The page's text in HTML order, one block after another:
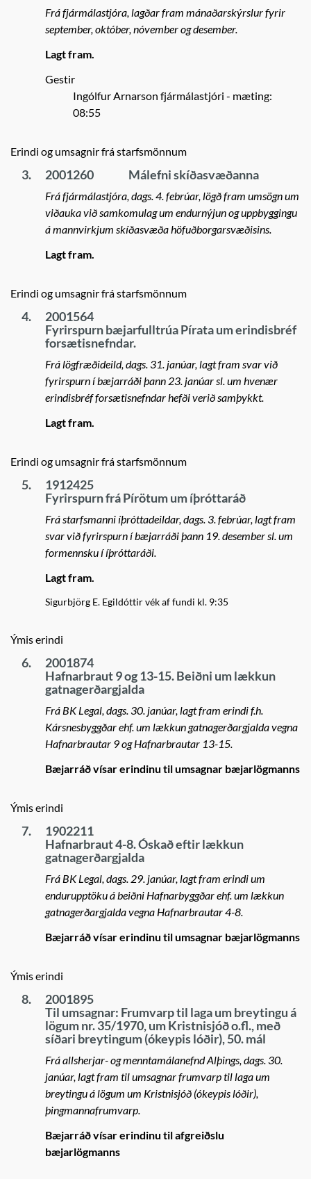
Frá fjármálastjóra, lagðar fram mánaðarskýrslur fyrir
september, október, nóvember og desember.
Lagt fram.
Gestir
Ingólfur Arnarson fjármálastjóri - mæting:
08:55
Erindi og umsagnir frá starfsmönnum
3. 2001260 Málefni skíðasvæðanna
Frá fjármálastjóra, dags. 4. febrúar, lögð fram umsögn um
viðauka við samkomulag um endurnýjun og uppbyggingu
á mannvirkjum skíðasvæða höfuðborgarsvæðisins.
Lagt fram.
Erindi og umsagnir frá starfsmönnum
4.
2001564
Fyrirspurn bæjarfulltrúa Pírata um erindisbréf
forsætisnefndar.
Frá lögfræðideild, dags. 31. janúar, lagt fram svar við
fyrirspurn í bæjarráði þann 23. janúar sl. um hvenær
erindisbréf forsætisnefndar hefði verið samþykkt.
Lagt fram.
Erindi og umsagnir frá starfsmönnum
5.
1912425
Fyrirspurn frá Pírötum um íþróttaráð
Frá starfsmanni íþróttadeildar, dags. 3. febrúar, lagt fram
svar við fyrirspurn í bæjarráði þann 19. desember sl. um
formennsku í íþróttaráði.
Lagt fram.
Sigurbjörg E. Egildóttir vék af fundi kl. 9:35
Ýmis erindi
6.
2001874
Hafnarbraut 9 og 13-15. Beiðni um lækkun
gatnagerðargjalda
Frá BK Legal, dags. 30. janúar, lagt fram erindi f.h.
Kársnesbyggðar ehf. um lækkun gatnagerðargjalda vegna
Hafnarbrautar 9 og Hafnarbrautar 13-15.
Bæjarráð vísar erindinu til umsagnar bæjarlögmanns
Ýmis erindi
7.
1902211
Hafnarbraut 4-8. Óskað eftir lækkun
gatnagerðargjalda
Frá BK Legal, dags. 29. janúar, lagt fram erindi um
endurupptöku á beiðni Hafnarbyggðar ehf. um lækkun
gatnagerðargjalda vegna Hafnarbrautar 4-8.
Bæjarráð vísar erindinu til umsagnar bæjarlögmanns
Ýmis erindi
8.
2001895
Til umsagnar: Frumvarp til laga um breytingu á
lögum nr. 35/1970, um Kristnisjóð o.fl., með
síðari breytingum (ókeypis lóðir), 50. mál
Frá allsherjar- og menntamálanefnd Alþings, dags. 30.
janúar, lagt fram til umsagnar frumvarp til laga um
breytingu á lögum um Kristnisjóð (ókeypis lóðir),
þingmannafrumvarp.
Bæjarráð vísar erindinu til afgreiðslu
bæjarlögmanns